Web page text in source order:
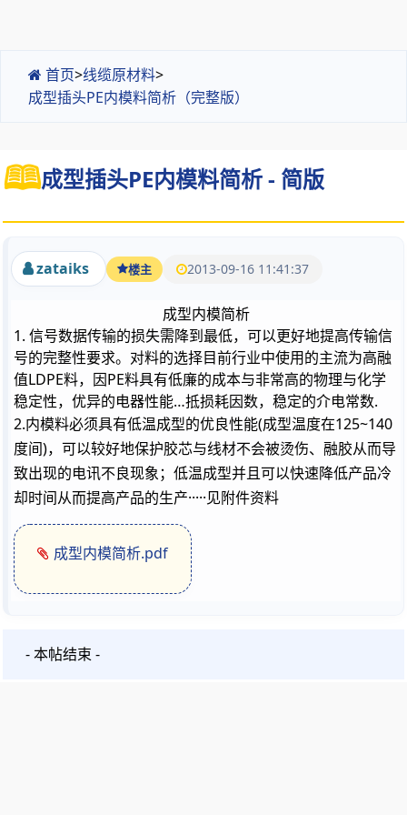
首页>线缆原材料>
成型插头PE内模料简析（完整版）
成型插头PE内模料简析 - 简版
zataiks 楼主 2013-09-16 11:41:37
成型内模简析
1. 信号数据传输的损失需降到最低，可以更好地提高传输信
号的完整性要求。 对料的选择目前行业中使用的主流为高融
值LDPE料，因PE料具有低廉的成本与非常高的物理与化学
稳定性，优异的电器性能…抵损耗因数，稳定的介电常数.
2.内模料必须具有低温成型的优良性能(成型温度在125~140
度间)，可以较好地保护胶芯与线材不会被烫伤、融胶从而导
致出现的电讯不良现象；低温成型并且可以快速降低产品冷
却时间从而提高产品的生产·····见附件资料
成型内模简析.pdf
- 本帖结束 -